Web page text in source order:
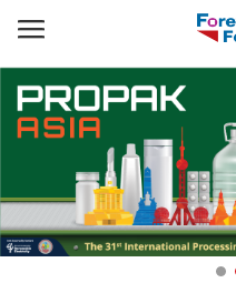
หน้าแรก
ประเภทสินค้า
BANDING
BLANCHING
BOILING
ยี่ห้อสินค้า
BANDALL
CARSOE
ข่าว
ติดต่อเรา